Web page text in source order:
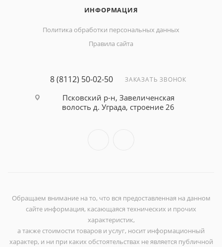
ИНФОРМАЦИЯ
Политика обработки персональных данных
Правила сайта
8 (8112) 50-02-50 ЗАКАЗАТЬ ЗВОНОК
Псковский р-н, Завеличенская
волость д. Уграда, строение 26
Обращаем внимание на то, что вся предоставленная на данном
сайте информация, касающаяся технических и прочих
характеристик,
а также стоимости товаров и услуг, носит информационный
характер, и ни при каких обстоятельствах не является публичной